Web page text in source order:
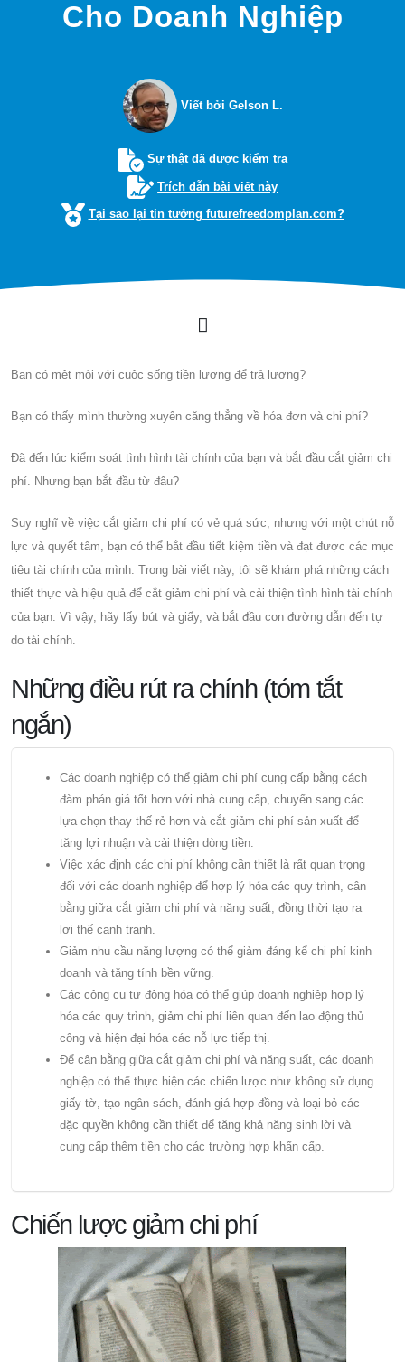
Cho Doanh Nghiệp
Viết bởi Gelson L.
Sự thật đã được kiểm tra
Trích dẫn bài viết này
Tại sao lại tin tưởng futurefreedomplan.com?
Bạn có mệt mỏi với cuộc sống tiền lương để trả lương?
Bạn có thấy mình thường xuyên căng thẳng về hóa đơn và chi phí?
Đã đến lúc kiểm soát tình hình tài chính của bạn và bắt đầu cắt giảm chi
phí. Nhưng bạn bắt đầu từ đâu?
Suy nghĩ về việc cắt giảm chi phí có vẻ quá sức, nhưng với một chút nỗ
lực và quyết tâm, bạn có thể bắt đầu tiết kiệm tiền và đạt được các mục
tiêu tài chính của mình. Trong bài viết này, tôi sẽ khám phá những cách
thiết thực và hiệu quả để cắt giảm chi phí và cải thiện tình hình tài chính
của bạn. Vì vậy, hãy lấy bút và giấy, và bắt đầu con đường dẫn đến tự
do tài chính.
Những điều rút ra chính (tóm tắt
ngắn)
Các doanh nghiệp có thể giảm chi phí cung cấp bằng cách
đàm phán giá tốt hơn với nhà cung cấp, chuyển sang các
lựa chọn thay thế rẻ hơn và cắt giảm chi phí sản xuất để
tăng lợi nhuận và cải thiện dòng tiền.
Việc xác định các chi phí không cần thiết là rất quan trọng
đối với các doanh nghiệp để hợp lý hóa các quy trình, cân
bằng giữa cắt giảm chi phí và năng suất, đồng thời tạo ra
lợi thế cạnh tranh.
Giảm nhu cầu năng lượng có thể giảm đáng kể chi phí kinh
doanh và tăng tính bền vững.
Các công cụ tự động hóa có thể giúp doanh nghiệp hợp lý
hóa các quy trình, giảm chi phí liên quan đến lao động thủ
công và hiện đại hóa các nỗ lực tiếp thị.
Để cân bằng giữa cắt giảm chi phí và năng suất, các doanh
nghiệp có thể thực hiện các chiến lược như không sử dụng
giấy tờ, tạo ngân sách, đánh giá hợp đồng và loại bỏ các
đặc quyền không cần thiết để tăng khả năng sinh lời và
cung cấp thêm tiền cho các trường hợp khẩn cấp.
Chiến lược giảm chi phí